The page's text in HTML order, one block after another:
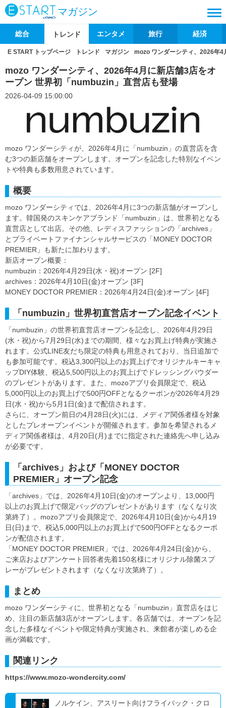
マガジン
総合 トレンド エンタメ 旅行 経済
E START トップページ トレンド マガジン mozo ワンダーシティ、2026年
mozo ワンダーシティ、2026年4月に新店舗3店をオ
ープン 世界初「numbuzin」直営店も登場
2026-04-09 15:00:00
mozo ワンダーシティが、2026年4月に「numbuzin」の直営店を含
む3つの新店舗をオープンします。オープンを記念した特別なイベン
トや特典も多数用意されています。
概要
mozo ワンダーシティでは、2026年4月に3つの新店舗がオープンし
ます。韓国発のスキンケアブランド「numbuzin」は、世界初となる
直営店として出店。その他、レディスファッションの「archives」
とプライベートファイナンシャルサービスの「MONEY DOCTOR
PREMIER」も新たに加わります。
新店オープン概要：
numbuzin：2026年4月29日(水・祝)オープン [2F]
archives：2026年4月10日(金)オープン [3F]
MONEY DOCTOR PREMIER：2026年4月24日(金)オープン [4F]
「numbuzin」世界初直営店オープン記念イベント
「numbuzin」の世界初直営店オープンを記念し、2026年4月29日
(水・祝)から7月29日(水)までの期間、様々なお買上げ特典が実施さ
れます。公式LINE友だち限定の特典も用意されており、当日追加で
も参加可能です。税込3,300円以上のお買上げでオリジナルキーキャ
ップDIY体験、税込5,500円以上のお買上げでドレッシングパウダー
のプレゼントがあります。また、mozoアプリ会員限定で、税込
5,000円以上のお買上げで500円OFFとなるクーポンが2026年4月29
日(水・祝)から5月1日(金)まで配信されます。
さらに、オープン前日の4月28日(火)には、メディア関係者様を対象
としたプレオープンイベントが開催されます。参加を希望されるメ
ディア関係者様は、4月20日(月)までに指定された連絡先へ申し込み
が必要です。
「archives」および「MONEY DOCTOR
PREMIER」オープン記念
「archives」では、2026年4月10日(金)のオープンより、13,000円
以上のお買上げで限定バッグのプレゼントがあります（なくなり次
第終了）。mozoアプリ会員限定で、2026年4月10日(金)から4月19
日(日)まで、税込5,000円以上のお買上げで500円OFFとなるクーポ
ンが配信されます。
「MONEY DOCTOR PREMIER」では、2026年4月24日(金)から、
ご来店およびアンケート回答者先着150名様にオリジナル除菌スプ
レーがプレゼントされます（なくなり次第終了）。
まとめ
mozo ワンダーシティに、世界初となる「numbuzin」直営店をはじ
め、注目の新店舗3店がオープンします。各店舗では、オープンを記
念した多様なイベントや限定特典が実施され、来館者が楽しめる企
画が満載です。
関連リンク
https://www.mozo-wondercity.com/
ノルケイン、アスリート向けフライバック・クロ